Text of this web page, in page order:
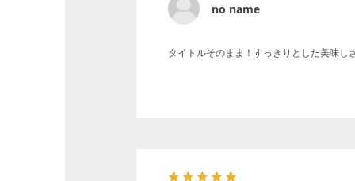
no name
タイトルそのまま！すっきりとした美味し